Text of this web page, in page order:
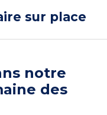
sur place
notre
des